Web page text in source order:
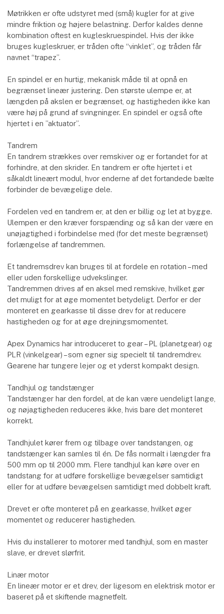
Møtrikken er ofte udstyret med (små) kugler for at give
mindre friktion og højere belastning. Derfor kaldes denne
kombination oftest en kugleskruespindel. Hvis der ikke
bruges kugleskruer, er tråden ofte “vinklet”, og tråden får
navnet “trapez”.
En spindel er en hurtig, mekanisk måde til at opnå en
begrænset lineær justering. Den største ulempe er, at
længden på akslen er begrænset, og hastigheden ikke kan
være høj på grund af svingninger. En spindel er også ofte
hjertet i en ”aktuator”.
Tandrem
En tandrem strækkes over remskiver og er fortandet for at
forhindre, at den skrider. En tandrem er ofte hjertet i et
såkaldt lineært modul, hvor enderne af det fortandede bælte
forbinder de bevægelige dele.
Fordelen ved en tandrem er, at den er billig og let at bygge.
Ulempen er den kræver forspænding og så kan der være en
unøjagtighed i forbindelse med (for det meste begrænset)
forlængelse af tandremmen.
Et tandremsdrev kan bruges til at fordele en rotation – med
eller uden forskellige udvekslinger.
Tandremmen drives af en aksel med remskive, hvilket gør
det muligt for at øge momentet betydeligt. Derfor er der
monteret en gearkasse til disse drev for at reducere
hastigheden og for at øge drejningsmomentet.
Apex Dynamics har introduceret to gear – PL (planetgear) og
PLR (vinkelgear) – som egner sig specielt til tandremdrev.
Gearene har tungere lejer og et yderst kompakt design.
Tandhjul og tandstænger
Tandstænger har den fordel, at de kan være uendeligt lange,
og nøjagtigheden reduceres ikke, hvis bare det monteret
korrekt.
Tandhjulet kører frem og tilbage over tandstangen, og
tandstænger kan samles til én. De fås normalt i længder fra
500 mm op til 2000 mm. Flere tandhjul kan køre over en
tandstang for at udføre forskellige bevægelser samtidigt
eller for at udføre bevægelsen samtidigt med dobbelt kraft.
Drevet er ofte monteret på en gearkasse, hvilket øger
momentet og reducerer hastigheden.
Hvis du installerer to motorer med tandhjul, som en master
slave, er drevet slørfrit.
Linær motor
En lineær motor er et drev, der ligesom en elektrisk motor er
baseret på et skiftende magnetfelt.